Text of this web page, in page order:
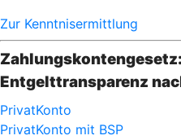
Zur Kenntnisermittlung
Entgelttransparenz
PrivatKonto
PrivatKonto mit BSP